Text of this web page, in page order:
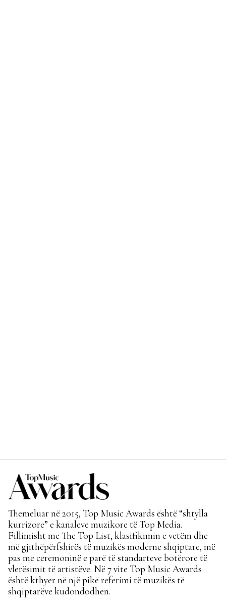
Themeluar në 2015, Top Music Awards është “shtylla
kurrizore” e kanaleve muzikore të Top Media.
Fillimisht me The Top List, klasifikimin e vetëm dhe
më gjithëpërfshirës të muzikës moderne shqiptare, më
pas me ceremoninë e parë të standarteve botërore të
vlerësimit të artistëve. Në 7 vite Top Music Awards
është kthyer në një pikë referimi të muzikës të
shqiptarëve kudondodhen.